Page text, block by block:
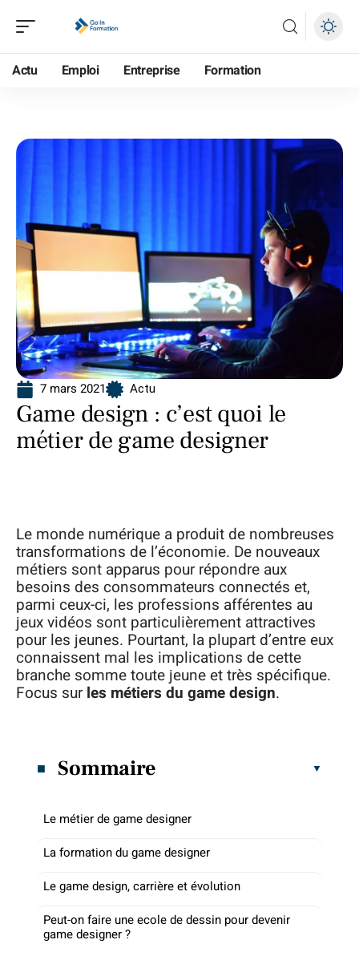
Actu Emploi Entreprise Formation
7 mars 2021 Actu
Game design : c’est quoi le
métier de game designer
Le monde numérique a produit de nombreuses
transformations de l’économie. De nouveaux
métiers sont apparus pour répondre aux
besoins des consommateurs connectés et,
parmi ceux-ci, les professions afférentes au
jeux vidéos sont particulièrement attractives
pour les jeunes. Pourtant, la plupart d’entre eux
connaissent mal les implications de cette
branche somme toute jeune et très spécifique.
Focus surles métiers du game design.
Sommaire
Le métier de game designer
La formation du game designer
Le game design, carrière et évolution
Peut-on faire une ecole de dessin pour devenir
game designer ?